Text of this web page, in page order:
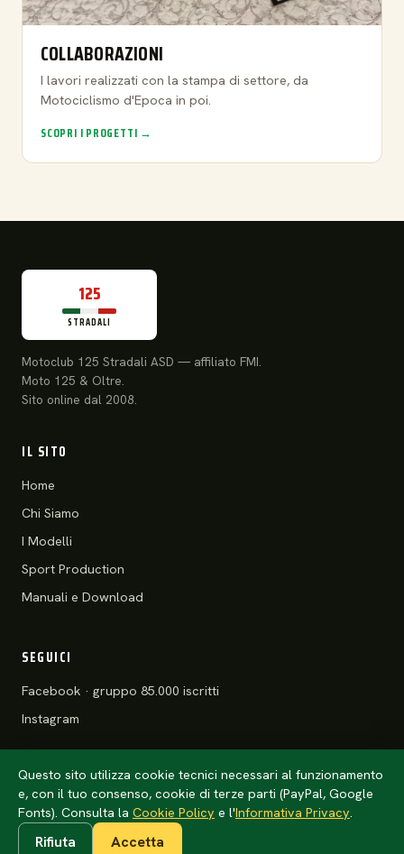
COLLABORAZIONI
I lavori realizzati con la stampa di settore, da
Motociclismo d'Epoca in poi.
SCOPRI I PROGETTI →
125
STRADALI
Motoclub 125 Stradali ASD — affiliato FMI.
Moto 125 & Oltre.
Sito online dal 2008.
IL SITO
Home
Chi Siamo
I Modelli
Sport Production
Manuali e Download
SEGUICI
Facebook · gruppo 85.000 iscritti
Instagram
© 2026 Motoclub 125 Stradali ASD Privacy Policy·Cookie Policy
Anteprima · l'anno della tessera arriva da
Questo sito utilizza cookie tecnici necessari al funzionamento
e, con il tuo consenso, cookie di terze parti (PayPal, Google
Fonts). Consulta la Cookie Policy e l'Informativa Privacy.
Rifiuta Accetta